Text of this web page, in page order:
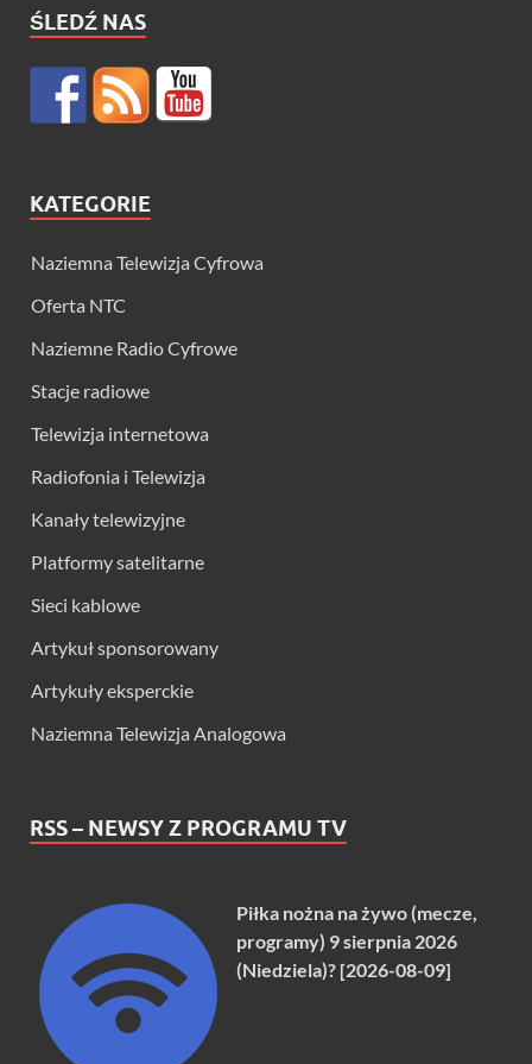
ŚLEDŹ NAS
KATEGORIE
Naziemna Telewizja Cyfrowa
Oferta NTC
Naziemne Radio Cyfrowe
Stacje radiowe
Telewizja internetowa
Radiofonia i Telewizja
Kanały telewizyjne
Platformy satelitarne
Sieci kablowe
Artykuł sponsorowany
Artykuły eksperckie
Naziemna Telewizja Analogowa
RSS – NEWSY Z PROGRAMU TV
Piłka nożna na żywo (mecze,
programy) 9 sierpnia 2026
(Niedziela)? [2026-08-09]